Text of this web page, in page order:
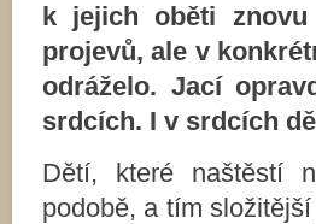
k jejich oběti
projevů, ale v
odráželo. Jací
srdcích. I v srdcích
Dětí, které naštěstí
podobě, a tím